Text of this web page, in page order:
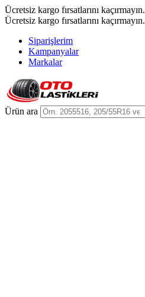
Ücretsiz kargo fırsatlarını kaçırmayın.
Ücretsiz kargo fırsatlarını kaçırmayın.
Siparişlerim
Kampanyalar
Markalar
Ürün ara